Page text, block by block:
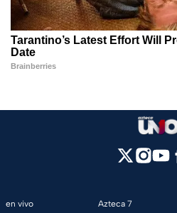
en vivo
Azteca 7